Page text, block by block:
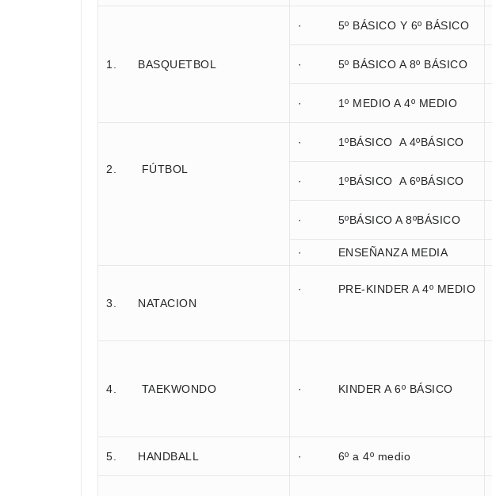
1. BASQUETBOL
· 5º BÁSICO Y 6º BÁSICO
· 5º BÁSICO A 8º BÁSICO
· 1º MEDIO A 4º MEDIO
2. FÚTBOL
· 1ºBÁSICO A 4ºBÁSICO
· 1ºBÁSICO A 6ºBÁSICO
· 5ºBÁSICO A 8ºBÁSICO
· ENSEÑANZA MEDIA
3. NATACION
· PRE-KINDER A 4º MEDIO
4. TAEKWONDO · KINDER A 6º BÁSICO
5. HANDBALL · 6º a 4º medio